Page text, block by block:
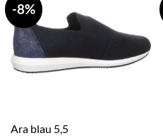
-8%
Ara blau 5,5